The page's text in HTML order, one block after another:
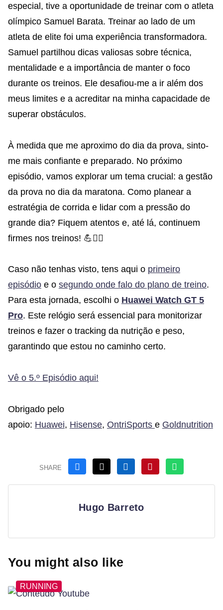
especial, tive a oportunidade de treinar com o atleta
olímpico Samuel Barata. Treinar ao lado de um
atleta de elite foi uma experiência transformadora.
Samuel partilhou dicas valiosas sobre técnica,
mentalidade e a importância de manter o foco
durante os treinos. Ele desafiou-me a ir além dos
meus limites e a acreditar na minha capacidade de
superar obstáculos.
À medida que me aproximo do dia da prova, sinto-
me mais confiante e preparado. No próximo
episódio, vamos explorar um tema crucial: a gestão
da prova no dia da maratona. Como planear a
estratégia de corrida e lidar com a pressão do
grande dia? Fiquem atentos e, até lá, continuem
firmes nos treinos! 💪🏃‍♂️
Caso não tenhas visto, tens aqui o primeiro
episódioe o segundo onde falo do plano de treino.
Para esta jornada, escolhi o Huawei Watch GT 5
Pro. Este relógio será essencial para monitorizar
treinos e fazer o tracking da nutrição e peso,
garantindo que estou no caminho certo.
Vê o 5.º Episódio aqui!
Obrigado pelo
apoio: Huawei, Hisense, OntriSports e Goldnutrition
SHARE
Hugo Barreto
You might also like
RUNNING